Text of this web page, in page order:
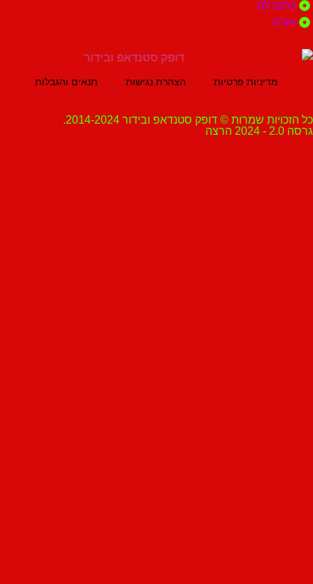
לנו
מדיניות פרטיות הצהרת נגישות תנאים והגבלות
שמרות © דופק סטנדאפ ובידור 2014-2024.